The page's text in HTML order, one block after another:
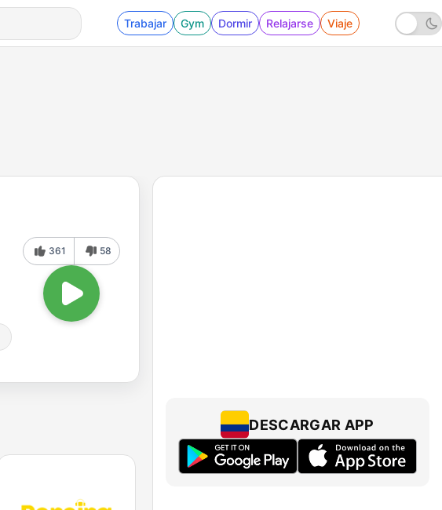
Trabajar Gym Dormir Relajarse Viaje
361 58
DESCARGAR APP